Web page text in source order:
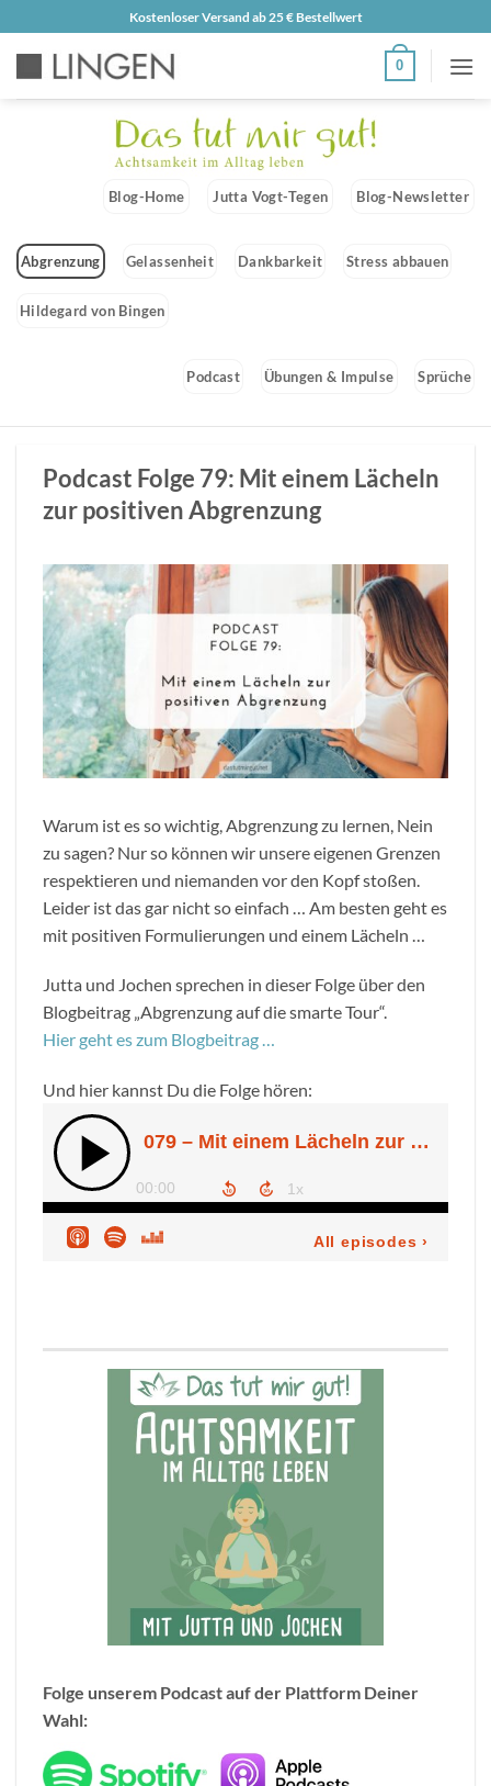
Inhalt
Kostenloser Versand ab 25 € Bestellwert
0
Blog-Home Jutta Vogt-Tegen Blog-Newsletter
Abgrenzung Gelassenheit Dankbarkeit Stress abbauen
Hildegard von Bingen
Podcast Übungen & Impulse Sprüche
Podcast Folge 79: Mit einem Lächeln
zur positiven Abgrenzung
Warum ist es so wichtig, Abgrenzung zu lernen, Nein
zu sagen? Nur so können wir unsere eigenen Grenzen
respektieren und niemanden vor den Kopf stoßen.
Leider ist das gar nicht so einfach … Am besten geht es
mit positiven Formulierungen und einem Lächeln …
Jutta und Jochen sprechen in dieser Folge über den
Blogbeitrag „Abgrenzung auf die smarte Tour“.
Hier geht es zum Blogbeitrag …
Und hier kannst Du die Folge hören:
Folge unserem Podcast auf der Plattform Deiner
Wahl: